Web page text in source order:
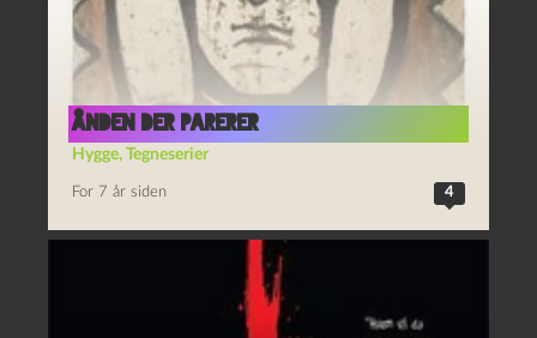
Ånden der parerer
Hygge, Tegneserier
For 7 år siden 4